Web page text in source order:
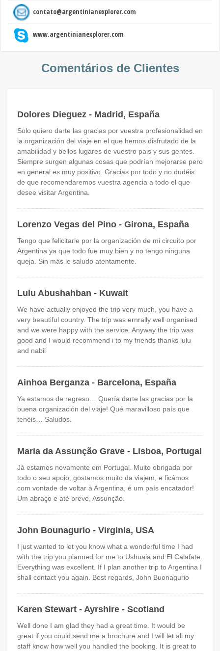
contato@argentinianexplorer.com
www.argentinianexplorer.com
Comentários de Clientes
Dolores Dieguez - Madrid, España
Solo quiero darte las gracias por vuestra profesionalidad en
la organización del viaje en el que hemos disfrutado de la
amabilidad y bellos lugares de vuestro pais y sus gentes.
Siempre surgen algunas cosas que podrían mejorarse pero
en general es muy positivo. Gracias por todo y no dudéis
de que recomendaremos vuestra agencia a todo el que
desee visitar Argentina.
Lorenzo Vegas del Pino - Girona, España
Tengo que felicitarle por la organización de mi circuito por
Argentina ya que todo fue muy bien y no tengo ninguna
queja. Sin más le saludo atentamente.
Lulu Abushahban - Kuwait
We have actually enjoyed the trip very much, you have a
very beautiful country. The trip was ernrally well organised
and we were happy with the service. Anyway the trip was
good and I would recommend i to my friends thanks lulu
and nabil
Ainhoa Berganza - Barcelona, España
Ya estamos de regreso… Quería darte las gracias por la
buena organización del viaje! Qué maravilloso país que
tenéis… Saludos.
Maria da Assunção Grave - Lisboa, Portugal
Já estamos novamente em Portugal. Muito obrigada por
todo o seu apoio, gostamos muito da viajem, e ficámos
com vontade de voltar à Argentina, é um país encatador!
Um abraço e até breve, Assunção.
John Bounagurio - Virginia, USA
I just wanted to let you know what a wonderful time I had
with the trip you planned for me to Ushuaia and El Calafate.
Everything was excellent. If I plan another trip to Argentina I
shall contact you again. Best regards, John Buonagurio
Karen Stewart - Ayrshire - Scotland
Well done I am glad they had a great time. It would be
great if you could send me a brochure and I will let all my
staff know how well you handled the booking. It is great to